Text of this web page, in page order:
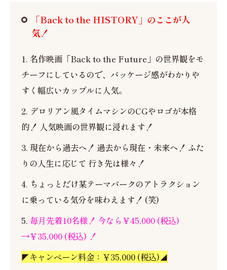
「Back to the HISTORY」のここが人
気！
1. 名作映画「Back to the Future」の世界観をモ
チーフにしているので、パッケージ感がわかりや
すく幅広いカップルに人気。
2. デロリアン風タイムマシンのCGやロゴが本格
的！ 人気映画の世界観に浸れます！
3. 現在から過去へ！ 過去から現在・未来へ！ ふた
りの人生に応じて 行き先は様々！
4. ちょっとだけ某テーマパークのアトラクション
に乗っている気分を味わえます！ (笑)
5. 毎月先着10名様！ 今なら￥45,000 (税込)
→￥35,000 (税込) ！
◤キャンペーン料金：￥35,000 (税込)◢